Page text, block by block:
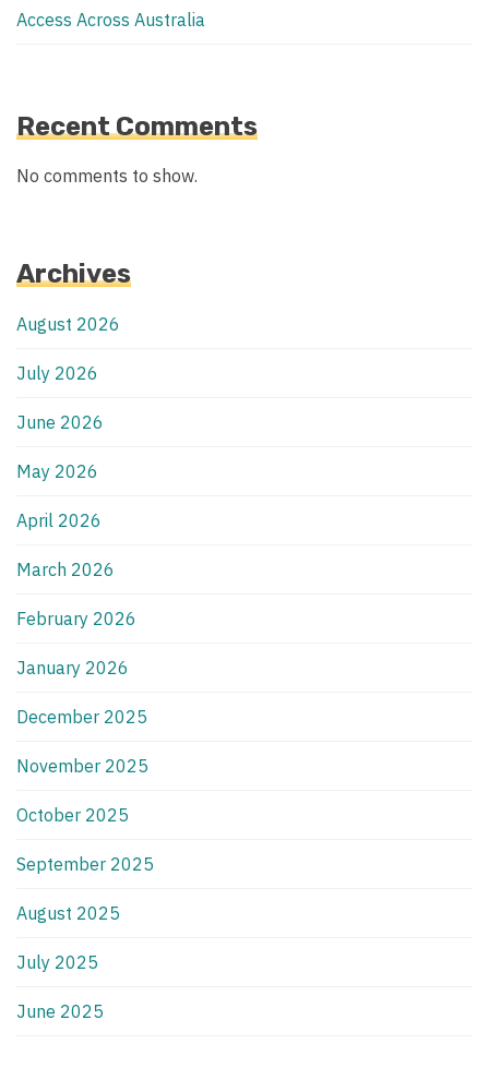
Access Across Australia
Recent Comments
No comments to show.
Archives
August 2026
July 2026
June 2026
May 2026
April 2026
March 2026
February 2026
January 2026
December 2025
November 2025
October 2025
September 2025
August 2025
July 2025
June 2025